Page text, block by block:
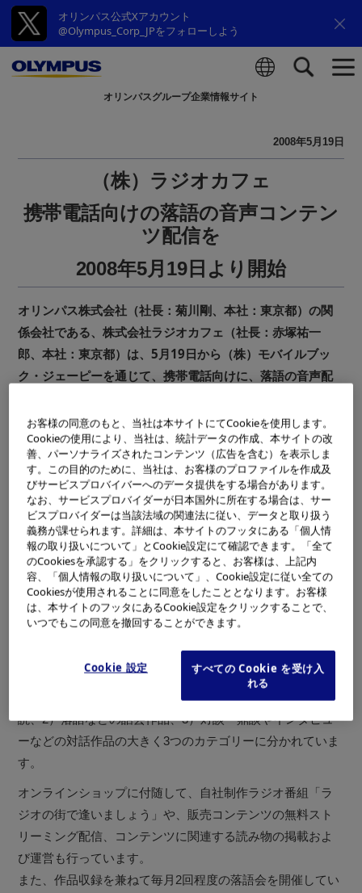
オリンパス公式Xアカウント
@Olympus_Corp_JPをフォローしよう
オリンパスグループ企業情報サイト
2008年5月19日
（株）ラジオカフェ
携帯電話向けの落語の音声コンテン
ツ配信を
2008年5月19日より開始
オリンパス株式会社（社長：菊川剛、本社：東京都）の関
係会社である、株式会社ラジオカフェ（社長：赤塚祐一
郎、本社：東京都）は、5月19日から（株）モバイルブッ
ク・ジェーピーを通じて、携帯電話向けに、落語の音声配
ウェブサイト｢ラジオデイズ｣で販売中の落語から、当初は
厳選された10作品の配信からスタートし、今後もコンテン
ツのラインアップの拡充を図ってまいります。
最近、携帯電話で音楽や音声コンテンツをダウンロードし
聴くというライフスタイルが定着しています。TVドラマや
映画などの影響で、落語に対する認知度や興味も高まって
おり、ラジオデイズのファン層を20～30代の携帯電話のコ
ア世代にも広めてまいります。
ウェブサイト｢ラジオデイズ｣について
｢ラジオデイズ｣(URL:http://www.radiodays.jp/)は「声と語
り」のコンテンツに特化したオンラインショップです。ダ
ウンロード販売で提供するコンテンツは、1）文芸作品の朗
読、2）落語などの話芸作品、3）対談・鼎談やインタビュ
ーなどの対話作品の大きく3つのカテゴリーに分かれていま
す。
オンラインショップに付随して、自社制作ラジオ番組「ラ
ジオの街で逢いましょう」や、販売コンテンツの無料スト
リーミング配信、コンテンツに関連する読み物の掲載およ
び運営も行っています。
また、作品収録を兼ねて毎月2回程度の落語会を開催してい
お客様の同意のもと、当社は本サイトにてCookieを使用します。
Cookieの使用により、当社は、統計データの作成、本サイトの改
善、パーソナライズされたコンテンツ（広告を含む）を表示しま
す。この目的のために、当社は、お客様のプロファイルを作成及
びサービスプロバイバーへのデータ提供をする場合があります。
なお、サービスプロバイダーが日本国外に所在する場合は、サー
ビスプロバイダーは当該法域の関連法に従い、データと取り扱う
義務が課せられます。詳細は、本サイトのフッタにある「個人情
報の取り扱いについて」とCookie設定にて確認できます。「全て
のCookiesを承認する」をクリックすると、お客様は、上記内
容、「個人情報の取り扱いについて」、Cookie設定に従い全ての
Cookiesが使用されることに同意をしたこととなります。お客様
は、本サイトのフッタにあるCookie設定をクリックすることで、
いつでもこの同意を撤回することができます。
Cookie 設定
すべての Cookie を受け入
れる